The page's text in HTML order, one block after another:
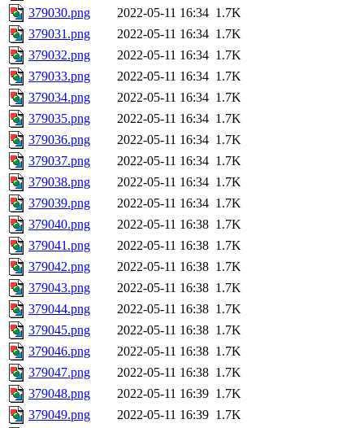
379030.png
2022-05-11 16:34 1.7K
379031.png
2022-05-11 16:34 1.7K
379032.png
2022-05-11 16:34 1.7K
379033.png
2022-05-11 16:34 1.7K
379034.png
2022-05-11 16:34 1.7K
379035.png
2022-05-11 16:34 1.7K
379036.png
2022-05-11 16:34 1.7K
379037.png
2022-05-11 16:34 1.7K
379038.png
2022-05-11 16:34 1.7K
379039.png
2022-05-11 16:34 1.7K
379040.png
2022-05-11 16:38 1.7K
379041.png
2022-05-11 16:38 1.7K
379042.png
2022-05-11 16:38 1.7K
379043.png
2022-05-11 16:38 1.7K
379044.png
2022-05-11 16:38 1.7K
379045.png
2022-05-11 16:38 1.7K
379046.png
2022-05-11 16:38 1.7K
379047.png
2022-05-11 16:38 1.7K
379048.png
2022-05-11 16:39 1.7K
379049.png
2022-05-11 16:39 1.7K